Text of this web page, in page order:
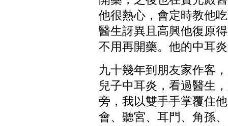
他很熱心，會定時教他
醫生訝異且高興他復原
不用再開藥。他的中耳
九十幾年到朋友家作客
兒子中耳炎，看過醫生
旁，我以雙手手掌覆住
會、聽宮、耳門、角孫